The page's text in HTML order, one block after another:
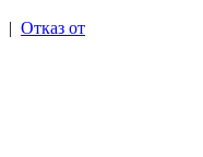
| Отказ от